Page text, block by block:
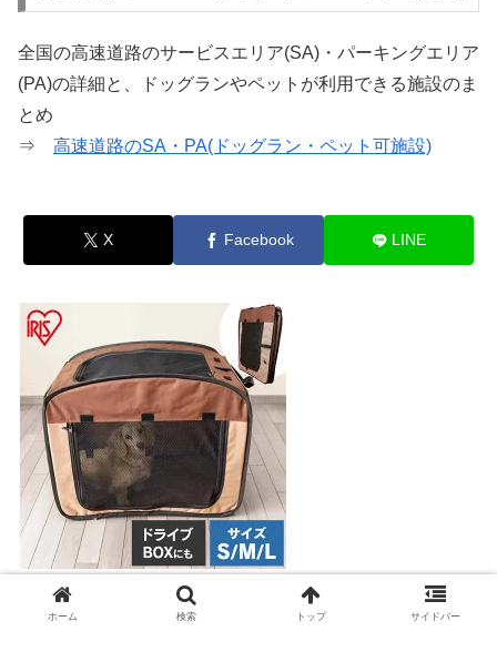
全国の高速道路のサービスエリア(SA)・パーキングエリア
(PA)の詳細と、ドッグランやペットが利用できる施設のま
とめ
⇒ 高速道路のSA・PA(ドッグラン・ペット可施設)
X Facebook LINE
パッと広がる折りたたみペットサークル
ホーム 検索 トップ サイドバー